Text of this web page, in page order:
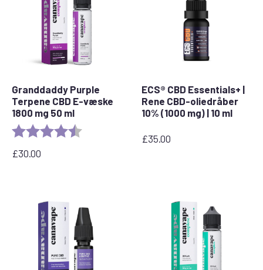
Granddaddy Purple
Terpene CBD E-væske
1800 mg 50 ml
Rating:
£30.00
ECS® CBD Essentials+ |
Rene CBD-oliedråber
10% (1000 mg) | 10 ml
£35.00